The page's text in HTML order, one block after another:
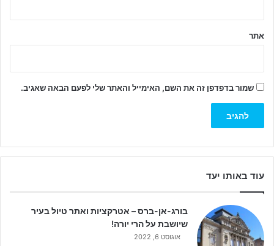
אתר
שמור בדפדפן זה את השם, האימייל והאתר שלי לפעם הבאה שאגיב.
עוד באותו יעד
בורג-אן-ברס – אטרקציות ואתר טיול בעיר
שיושבת על הרי יורה!
אוגוסט 6, 2022